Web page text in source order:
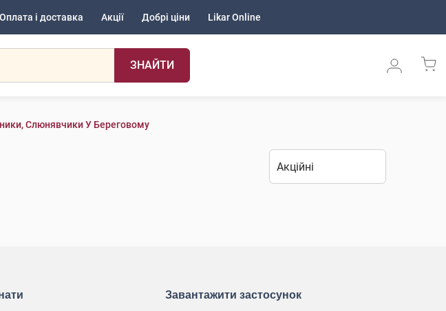
Оплата і доставка Акції Добрі ціни Likar Online
ЗНАЙТИ
Слюнявчики У Береговому
Завантажити застосунок